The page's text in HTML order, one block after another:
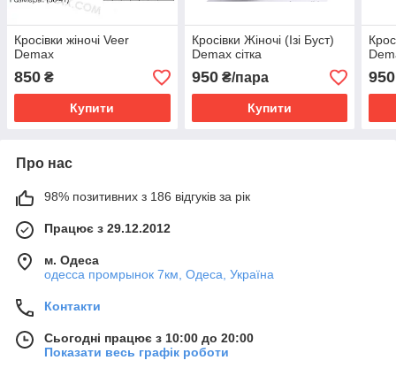
Кросівки жіночі Veer
Demax
850 ₴
Купити
Кросівки Жіночі (Ізі Буст)
Demax сітка
950₴/пара
Купити
950
Про нас
98% позитивних з 186 відгуків за рік
Працює з 29.12.2012
м. Одеса
одесса промрынок 7км, Одеса, Україна
Контакти
Сьогодні працює з 10:00 до 20:00
Показати весь графік роботи